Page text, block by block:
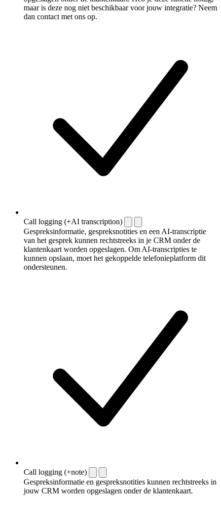
maar is deze nog niet beschikbaar voor jouw integratie? Neem
dan contact met ons op.
Call logging (+AI transcription)
Gespreksinformatie, gespreksnotities en een AI-transcriptie
van het gesprek kunnen rechtstreeks in je CRM onder de
klantenkaart worden opgeslagen. Om AI-transcripties te
kunnen opslaan, moet het gekoppelde telefonieplatform dit
ondersteunen.
Call logging (+note)
Gespreksinformatie en gespreksnotities kunnen rechtstreeks in
jouw CRM worden opgeslagen onder de klantenkaart.